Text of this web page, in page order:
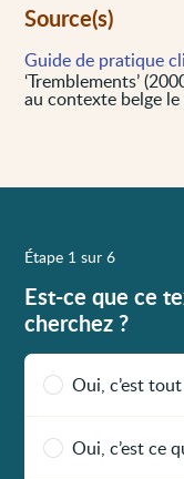
Source(s)
Guide de pratique
‘Tremblements’
au contexte belge
Étape 1 sur 6
Est-ce que ce
cherchez ?
Oui, c’est
Oui, c’est ce